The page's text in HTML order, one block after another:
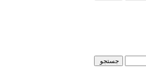
جستجو